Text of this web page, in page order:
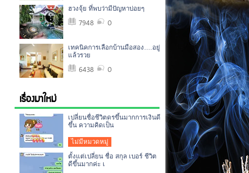
ฮวงจุ้ย ที่พบว่ามีปัญหาบ่อยๆ
7948 0
เทคนิคการเลือกบ้านมือสอง….อยู่
แล้วรวย
6438 0
เรื่องมาใหม่
เปลี่ยนชื่อชีวิตดรขึ้นมากการเงินดี
ขึ้น ความคิดเป็น
ไม่มีหมวดหมู่
ตั้งแต่เปลี่ยน ชื่อ สกุล เบอร์ ชีวิต
ดีขึ้นมากค่ะ เ